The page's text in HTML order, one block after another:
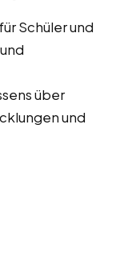
Schüler und
über
und